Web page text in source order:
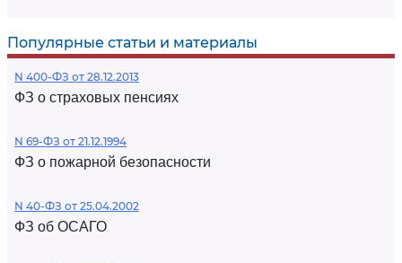
Популярные статьи и материалы
N 400-ФЗ от 28.12.2013
ФЗ о страховых пенсиях
N 69-ФЗ от 21.12.1994
ФЗ о пожарной безопасности
N 40-ФЗ от 25.04.2002
ФЗ об ОСАГО